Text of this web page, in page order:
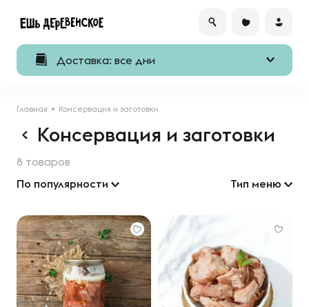
Доставка: все дни
Главная Консервация и заготовки
Консервация и заготовки
8 товаров
По популярности
Тип меню